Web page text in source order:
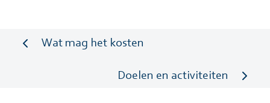
Wat mag het kosten
Doelen en activiteiten